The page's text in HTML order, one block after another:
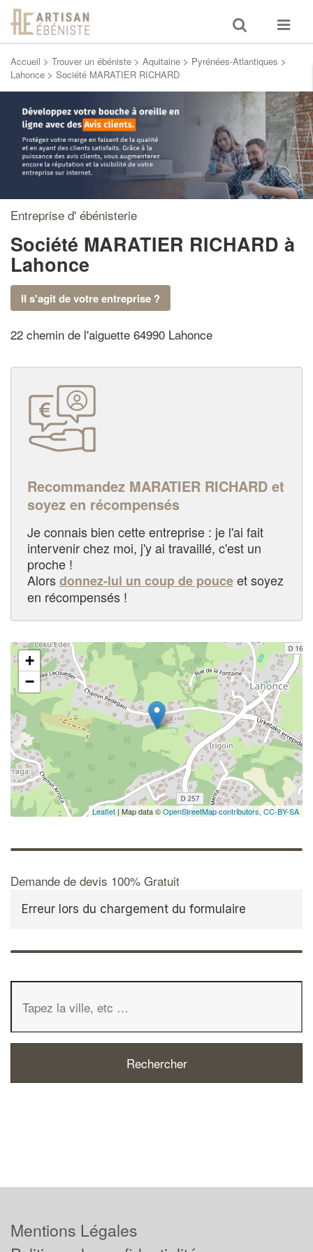
Toggle
search
Toggle
Accueil > Trouver un ébéniste > Aquitaine > Pyrénées-Atlantiques >
Lahonce > Société MARATIER RICHARD
Entreprise d' ébénisterie
Société MARATIER RICHARD à
Lahonce
Il s'agit de votre entreprise ?
22 chemin de l'aiguette 64990 Lahonce
Recommandez MARATIER RICHARD et
soyez en récompensés
Je connais bien cette entreprise : je l'ai fait
intervenir chez moi, j'y ai travaillé, c'est un
proche !
Alorsdonnez-lui un coup de pouceet soyez
en récompensés !
+
−
Leaflet | Map data ©OpenStreetMap contributors, CC-BY-SA
Demande de devis 100% Gratuit
Erreur lors du chargement du formulaire
Mentions Légales